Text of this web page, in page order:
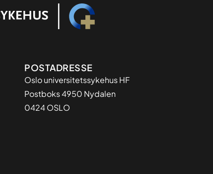
Adresse
POSTADRESSE
Oslo universitetssykehus HF
Postboks 4950 Nydalen
0424 OSLO